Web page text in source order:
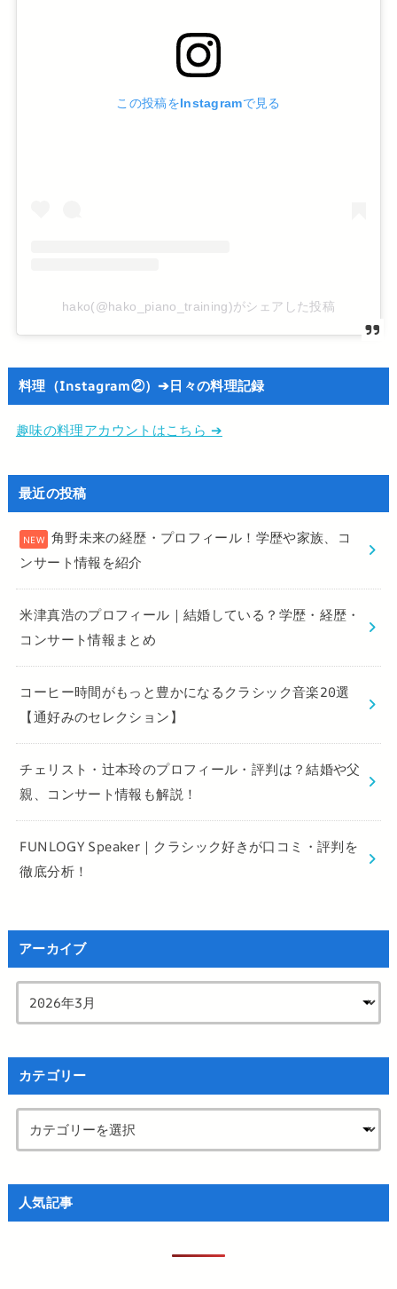
この投稿をInstagramで見る
hako(@hako_piano_training)がシェアした投稿
料理（Instagram②）➔日々の料理記録
趣味の料理アカウントはこちら ➔
最近の投稿
角野未来の経歴・プロフィール！学歴や家族、コ
ンサート情報を紹介
米津真浩のプロフィール｜結婚している？学歴・経歴・
コンサート情報まとめ
コーヒー時間がもっと豊かになるクラシック音楽20選
【通好みのセレクション】
チェリスト・辻本玲のプロフィール・評判は？結婚や父
親、コンサート情報も解説！
FUNLOGY Speaker｜クラシック好きが口コミ・評判を
徹底分析！
アーカイブ
カテゴリー
人気記事